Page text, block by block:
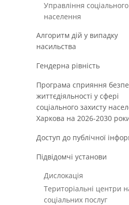
Управління
населення
Алгоритм дій у випадку
насильства
Гендерна рівність
Програма сприяння
життєдіяльності у сфері
соціального захисту
Харкова на 2026-2030
Доступ до публічної
Підвідомчі установи
Дислокація
Територіальні центри
соціальних послуг